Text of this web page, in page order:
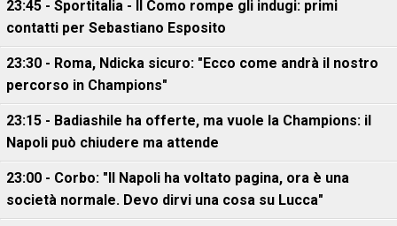
23:45 - Sportitalia - Il Como rompe gli indugi: primi
contatti per Sebastiano Esposito
23:30 - Roma, Ndicka sicuro: "Ecco come andrà il nostro
percorso in Champions"
23:15 - Badiashile ha offerte, ma vuole la Champions: il
Napoli può chiudere ma attende
23:00 - Corbo: "Il Napoli ha voltato pagina, ora è una
società normale. Devo dirvi una cosa su Lucca"